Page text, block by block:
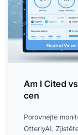
Am I Cited
cen
Porovnejte
OtterlyAI.